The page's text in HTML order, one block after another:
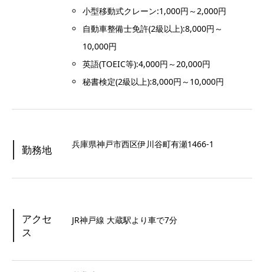
小型移動式クレーン:1,000円～2,000円
自動車整備士免許(2級以上):8,000円～
10,000円
英語(TOEIC等):4,000円～20,000円
秘書検定(2級以上):8,000円～10,000円
勤務地 兵庫県神戸市西区伊川谷町有瀬1466-1
アクセ
ス
JR神戸線 大蔵駅より車で7分